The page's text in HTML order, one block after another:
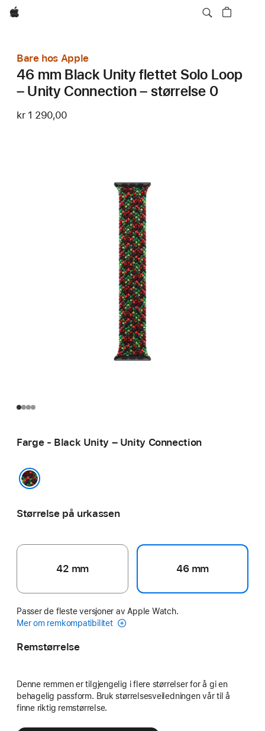
Apple
Bare hos Apple
46 mm Black Unity flettet Solo Loop
– Unity Connection – størrelse 0
kr 1 290,00
Farge - Black Unity – Unity Connection
Størrelse på urkassen
42 mm 46 mm
Passer de fleste versjoner av Apple Watch.
Mer om remkompatibilitet
Remstørrelse
Denne remmen er tilgjengelig i flere størrelser for å gi en
behagelig passform. Bruk størrelsesveiledningen vår til å
finne riktig remstørrelse.